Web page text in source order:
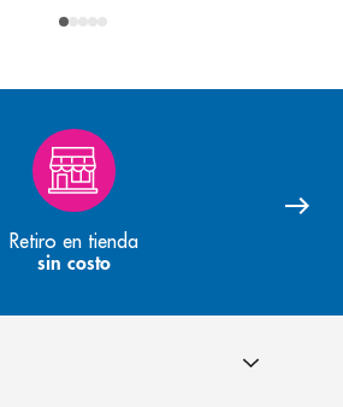
Retiro en tienda
sin costo